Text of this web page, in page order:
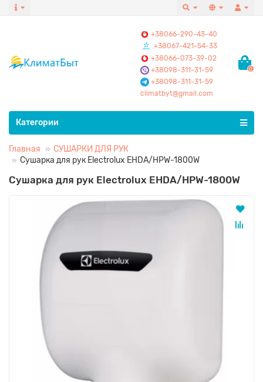
+38066-290-43-40
+38067-421-54-33
+38066-073-39-02
+38098-311-31-59
+38098-311-31-59
climatbyt@gmail.com
0
Все категории
Категории
Главная
CУШАРКИ ДЛЯ РУК
Сушарка для рук Electrolux EHDA/HPW-1800W
Сушарка для рук Electrolux EHDA/HPW-1800W